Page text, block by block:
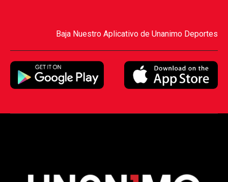
Baja Nuestro Aplicativo de Unanimo Deportes